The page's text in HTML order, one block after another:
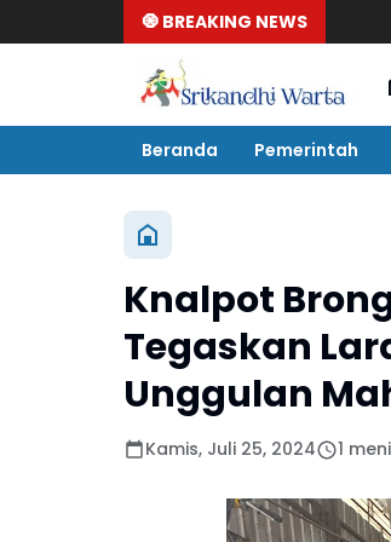
🧿 BREAKING NEWS
Beranda Pemerintah
Knalpot
Tegaskan
Unggulan
Kamis, Juli 25, 2024 1